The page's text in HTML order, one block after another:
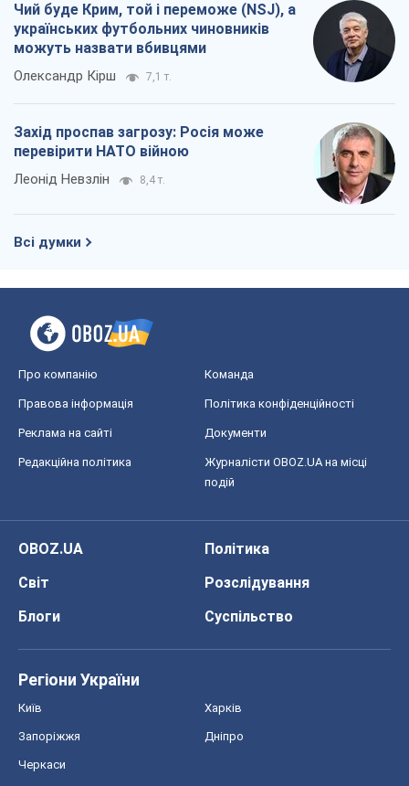
Чий буде Крим, той і переможе (NSJ), а
українських футбольних чиновників
можуть назвати вбивцями
Олександр Кірш 7,1 т.
Захід проспав загрозу: Росія може
перевірити НАТО війною
Леонід Невзлін 8,4 т.
Всі думки
Про компанію Команда
Правова інформація Політика конфіденційності
Реклама на сайті Документи
Редакційна політика
Журналісти OBOZ.UA на місці
подій
OBOZ.UA
Політика
Світ
Розслідування
Блоги
Суспільство
Регіони України
Київ Харків
Запоріжжя Дніпро
Черкаси